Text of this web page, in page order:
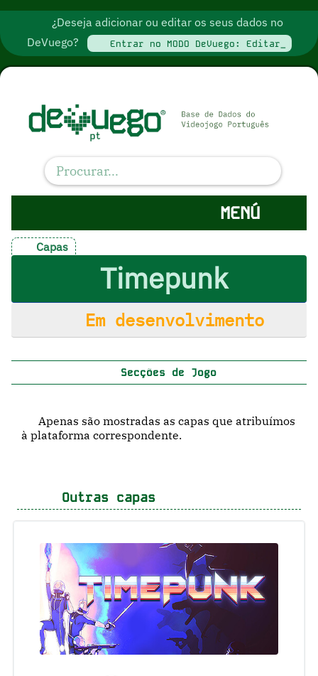
¿Deseja adicionar ou editar os seus dados no
DeVuego?
Entrar no MODO DeVuego: Editar_
MENÚ
Capas
Timepunk
Em desenvolvimento
Secções de Jogo
Apenas são mostradas as capas que atribuímos
à plataforma correspondente.
Outras capas